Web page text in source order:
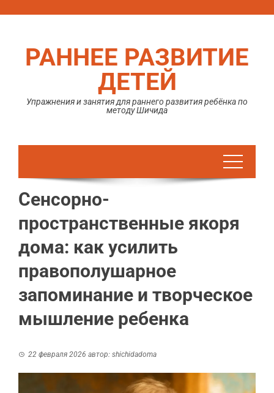
РАННЕЕ РАЗВИТИЕ
ДЕТЕЙ
Упражнения и занятия для раннего развития ребёнка по
методу Шичида
Сенсорно-
пространственные якоря
дома: как усилить
правополушарное
запоминание и творческое
мышление ребенка
22 февраля 2026 автор: shichidadoma